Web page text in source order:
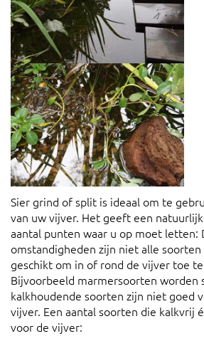
Sier grind of split is ideaal om te
van uw vijver. Het geeft een
aantal punten waar u op moet letten:
omstandigheden zijn niet alle
geschikt om in of rond de vijver toe te
Bijvoorbeeld marmersoorten worden
kalkhoudende soorten zijn niet goed
vijver. Een aantal soorten die kalkvrij
voor de vijver: